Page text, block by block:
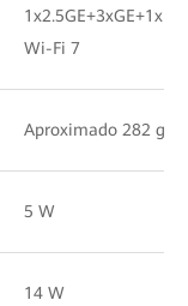
Wi-Fi 7
Aproximado 282 g
5 W
14 W